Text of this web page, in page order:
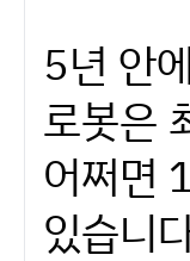
5년 안
로봇은
어쩌면
있습니